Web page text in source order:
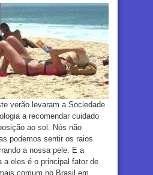
verão levaram a Sociedade
a recomendar cuidado
ao sol. Nós não
podemos sentir os raios
a nossa pele. E a
a eles é o principal fator de
comum no Brasil em